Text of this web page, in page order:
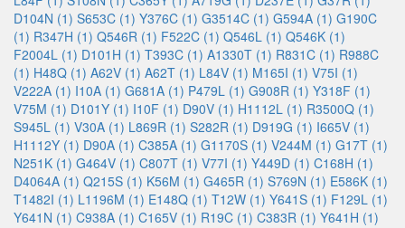
D104N (1) S653C (1) Y376C (1) G3514C (1) G594A (1) G190C
(1) R347H (1) Q546R (1) F522C (1) Q546L (1) Q546K (1)
F2004L (1) D101H (1) T393C (1) A1330T (1) R831C (1) R988C
(1) H48Q (1) A62V (1) A62T (1) L84V (1) M165I (1) V75I (1)
V222A (1) I10A (1) G681A (1) P479L (1) G908R (1) Y318F (1)
V75M (1) D101Y (1) I10F (1) D90V (1) H1112L (1) R3500Q (1)
S945L (1) V30A (1) L869R (1) S282R (1) D919G (1) I665V (1)
H1112Y (1) D90A (1) C385A (1) G1170S (1) V244M (1) G17T (1)
N251K (1) G464V (1) C807T (1) V77I (1) Y449D (1) C168H (1)
D4064A (1) Q215S (1) K56M (1) G465R (1) S769N (1) E586K (1)
T1482I (1) L1196M (1) E148Q (1) T12W (1) Y641S (1) F129L (1)
Y641N (1) C938A (1) C165V (1) R19C (1) C383R (1) Y641H (1)